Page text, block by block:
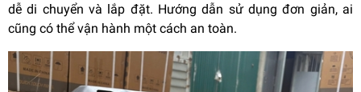
dễ di chuyển và lắp đặt. Hướng dẫn sử dụng đơn giản, ai
cũng có thể vận hành một cách an toàn.